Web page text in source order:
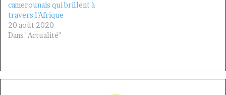
camerounais qui brillent à
travers l’Afrique
20 août 2020
Dans "Actualité"